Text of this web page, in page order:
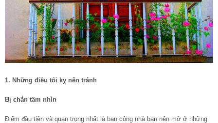
1. Những điều tối kỵ nên tránh
Bị chắn tầm nhìn
Điểm đầu tiên và quan trọng nhất là ban công nhà bạn nên mở ở những